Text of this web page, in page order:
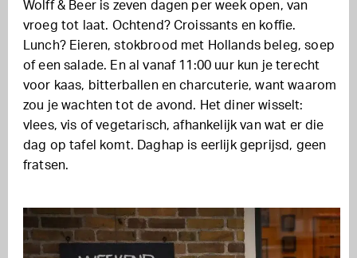
Wolff & Beer is zeven dagen per week open, van
vroeg tot laat. Ochtend? Croissants en koffie.
Lunch? Eieren, stokbrood met Hollands beleg, soep
of een salade. En al vanaf 11:00 uur kun je terecht
voor kaas, bitterballen en charcuterie, want waarom
zou je wachten tot de avond. Het diner wisselt:
vlees, vis of vegetarisch, afhankelijk van wat er die
dag op tafel komt. Daghap is eerlijk geprijsd, geen
fratsen.